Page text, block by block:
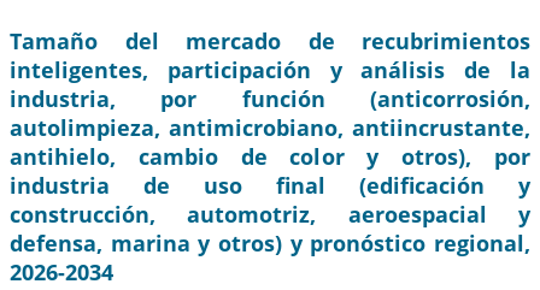
Tamaño del mercado de recubrimientos
inteligentes, participación y análisis de la
industria, por función (anticorrosión,
autolimpieza, antimicrobiano, antiincrustante,
antihielo, cambio de color y otros), por
industria de uso final (edificación y
construcción, automotriz, aeroespacial y
defensa, marina y otros) y pronóstico regional,
2026-2034